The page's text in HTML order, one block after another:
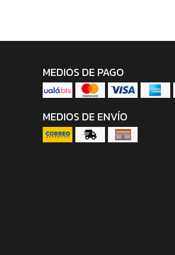
MEDIOS DE PAGO
MEDIOS DE ENVÍO